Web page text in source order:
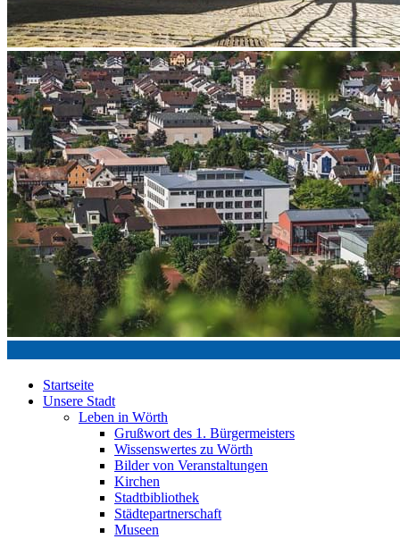
Startseite
Unsere Stadt
Leben in Wörth
Grußwort des 1. Bürgermeisters
Wissenswertes zu Wörth
Bilder von Veranstaltungen
Kirchen
Stadtbibliothek
Städtepartnerschaft
Museen